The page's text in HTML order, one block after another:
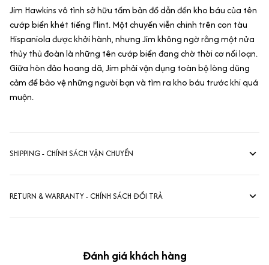
Jim Hawkins vô tình sở hữu tấm bản đồ dẫn đến kho báu của tên
cướp biển khét tiếng Flint. Một chuyến viễn chinh trên con tàu
Hispaniola được khởi hành, nhưng Jim không ngờ rằng một nửa
thủy thủ đoàn là những tên cướp biển đang chờ thời cơ nổi loạn.
Giữa hòn đảo hoang dã, Jim phải vận dụng toàn bộ lòng dũng
cảm để bảo vệ những người bạn và tìm ra kho báu trước khi quá
muộn.
SHIPPING - CHÍNH SÁCH VẬN CHUYỂN
RETURN & WARRANTY - CHÍNH SÁCH ĐỔI TRẢ
Đánh giá khách hàng